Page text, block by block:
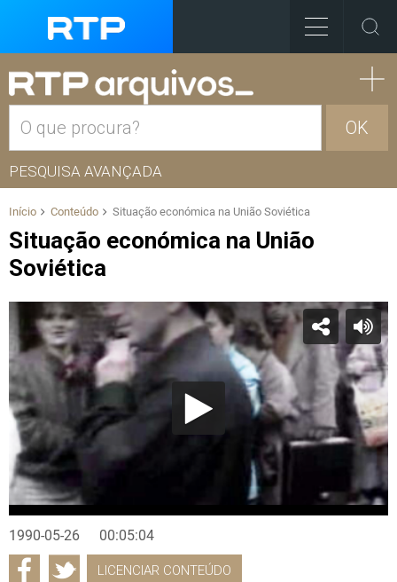
OK
PESQUISA AVANÇADA
Início Conteúdo Situação económica na União Soviética
Situação económica na União
Soviética
1990-05-26 00:05:04
LICENCIAR CONTEÚDO